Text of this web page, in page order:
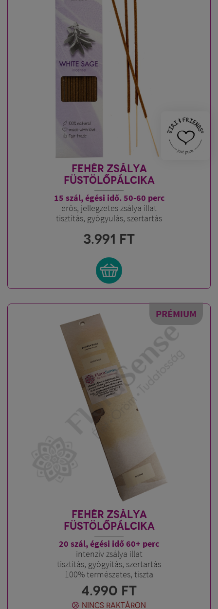
FEHÉR ZSÁLYA
FÜSTÖLŐPÁLCIKA
15 szál, égési idő. 50-60 perc
erős, jellegzetes zsálya illat
tisztítás, gyógyulás, szertartás
3.991 FT
PRÉMIUM
FEHÉR ZSÁLYA
FÜSTÖLŐPÁLCIKA
20 szál, égési idő 60+ perc
intenzív zsálya illat
tisztítás, gyógyítás, szertartás
100% természetes, tiszta
4.990 FT
NINCS RAKTÁRON